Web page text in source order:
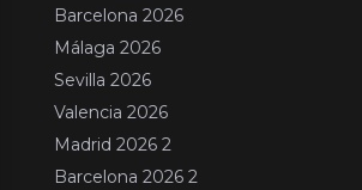
Barcelona 2026
Málaga 2026
Sevilla 2026
Valencia 2026
Madrid 2026 2
Barcelona 2026 2